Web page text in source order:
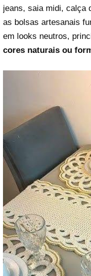
jeans, saia midi, calça
as bolsas artesanais
em looks neutros,
cores naturais ou